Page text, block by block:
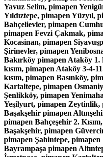
Yavuz Selim, pimapen
Yıldıztepe, pimapen Yüzyıl,
Bahçelievler, pimapen
pimapen Fevzi Çakmak,
Kocasinan, pimapen
Şirinevler, pimapen
Bakırköy pimapen Ataköy 1.
kısım, pimapen Ataköy 3-4-
kısım, pimapen Basınköy,
Kartaltepe, pimapen
Şenlikköy, pimapen
Yeşilyurt, pimapen
Başakşehir pimapen
pimapen Bahçeşehir 2.
Başakşehir, pimapen
pimapen Şahintepe,
Bayrampaşa pimapen